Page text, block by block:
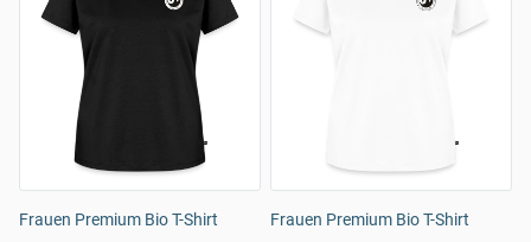
Frauen Premium Bio T-Shirt
Frauen Premium Bio T-Shirt